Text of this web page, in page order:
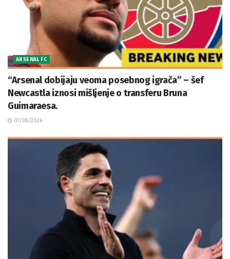
ARSENAL FC
“Arsenal dobijaju veoma posebnog igrača” – šef
Newcastla iznosi mišljenje o transferu Bruna
Guimaraesa.
07/08/2026